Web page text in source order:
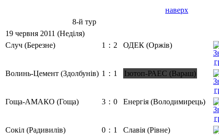
наверх
8-й тур
19 червня 2011 (Неділя)
Случ (Березне)
1 : 2 ОДЕК (Оржів)
Волинь-Цемент (Здолбунів) 1 : 1 Ізотоп-РАЕС (Вараш)
Гоща-АМАКО (Гоща) 3 : 0 Енергія (Володимирець)
Сокіл (Радивилів) 0 : 1 Славія (Рівне)